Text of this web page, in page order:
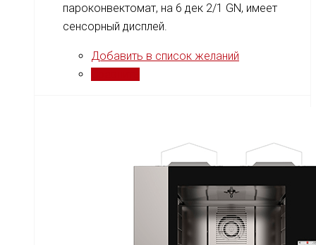
пароконвектомат, на 6 дек 2/1 GN, имеет
сенсорный дисплей.
Добавить в список желаний